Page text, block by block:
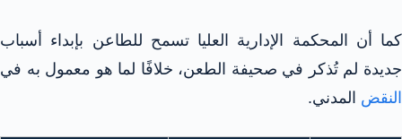
كما أن المحكمة الإدارية العليا تسمح للطاعن بإبداء أسباب
جديدة لم تُذكر في صحيفة الطعن، خلافًا لما هو معمول به في
النقض المدني.